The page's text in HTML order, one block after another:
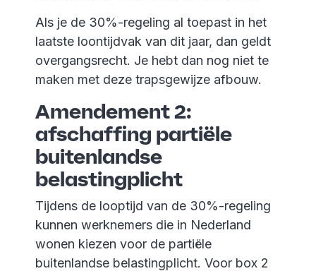
Als je de 30%-regeling al toepast in het
laatste loontijdvak van dit jaar, dan geldt
overgangsrecht. Je hebt dan nog niet te
maken met deze trapsgewijze afbouw.
Amendement 2:
afschaffing partiële
buitenlandse
belastingplicht
Tijdens de looptijd van de 30%-regeling
kunnen werknemers die in Nederland
wonen kiezen voor de partiële
buitenlandse belastingplicht. Voor box 2